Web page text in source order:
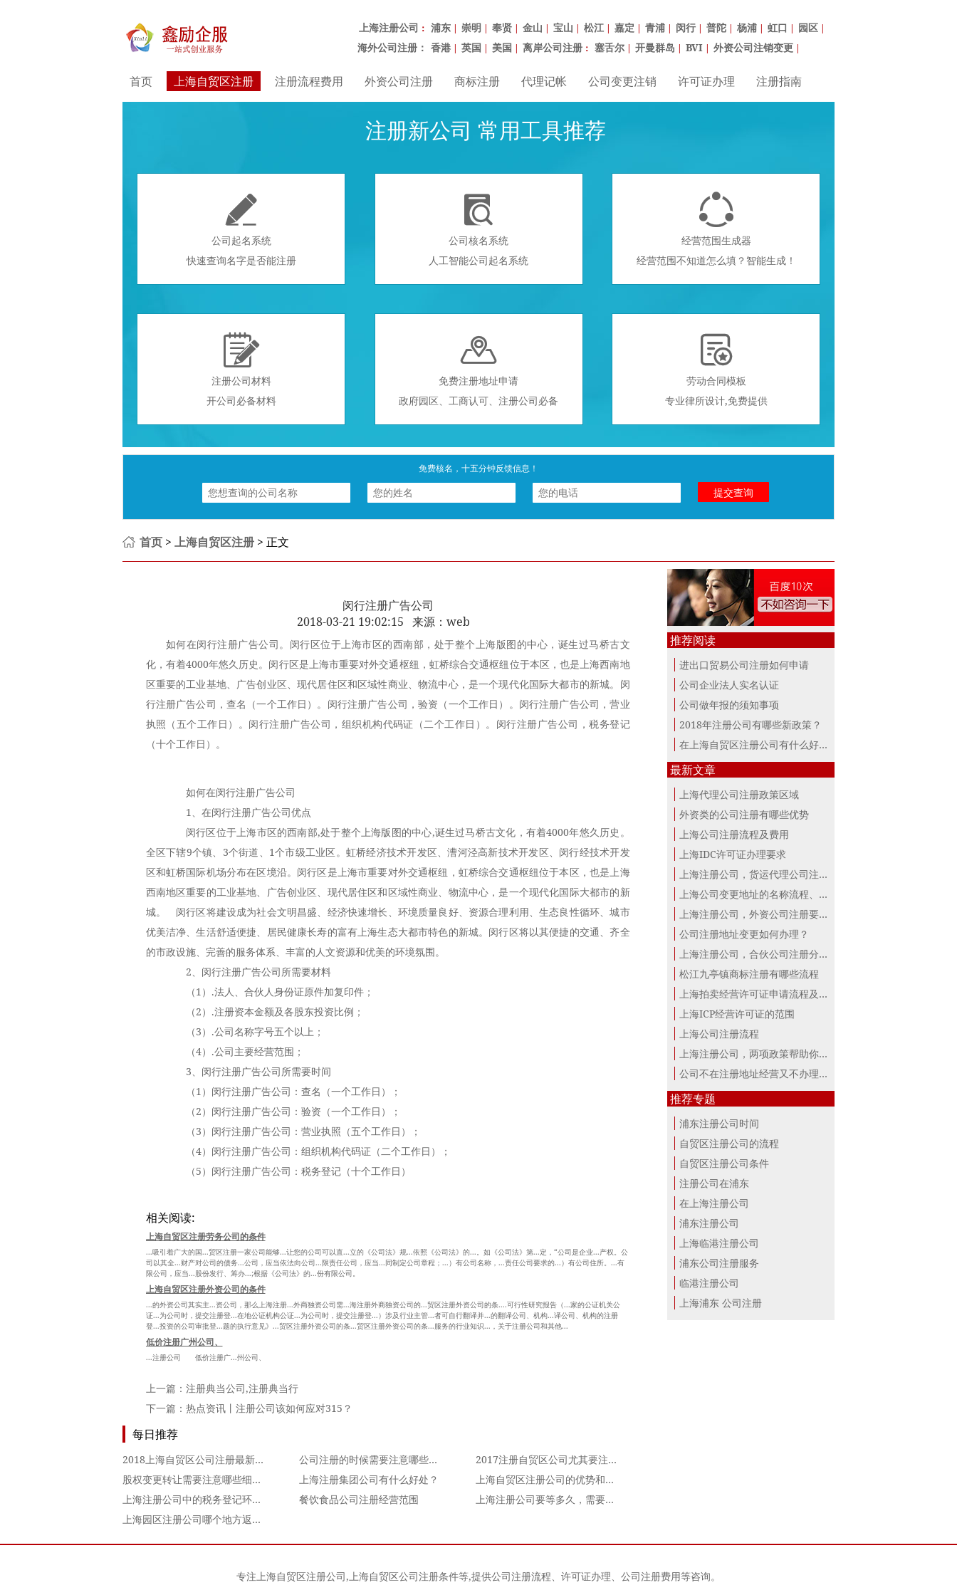
上海注册公司 ： 浦东 | 崇明 | 奉贤 | 金山 | 宝山 | 松江 | 嘉定 | 青浦 | 闵行 | 普陀 | 杨浦 | 虹口 | 园区 |
海外公司注册： 香港 | 英国 | 美国 | 离岸公司注册 ： 塞舌尔 | 开曼群岛 | BVI | 外资公司注销变更 |
首页 上海自贸区注册 注册流程费用 外资公司注册 商标注册 代理记帐 公司变更注销 许可证办理 注册指南
注册新公司 常用工具推荐

公司起名系统
快速查询名字是否能注册

公司核名系统
人工智能公司起名系统

经营范围生成器
经营范围不知道怎么填？智能生成！

注册公司材料
开公司必备材料

免费注册地址申请
政府园区、工商认可、注册公司必备

劳动合同模板
专业律所设计,免费提供
免费核名，十五分钟反馈信息！
首页 > 上海自贸区注册 > 正文
闵行注册广告公司
2018-03-21 19:02:15 来源：web
如何在闵行注册广告公司。闵行区位于上海市区的西南部，处于整个上海版图的中心，诞生过马桥古文
化，有着4000年悠久历史。闵行区是上海市重要对外交通枢纽，虹桥综合交通枢纽位于本区，也是上海西南地
区重要的工业基地、广告创业区、现代居住区和区域性商业、物流中心，是一个现代化国际大都市的新城。闵
行注册广告公司，查名（一个工作日）。闵行注册广告公司，验资（一个工作日）。闵行注册广告公司，营业
执照（五个工作日）。闵行注册广告公司，组织机构代码证（二个工作日）。闵行注册广告公司，税务登记
（十个工作日）。
如何在闵行注册广告公司
1、在闵行注册广告公司优点
闵行区位于上海市区的西南部,处于整个上海版图的中心,诞生过马桥古文化，有着4000年悠久历史。
全区下辖9个镇、3个街道、1个市级工业区。虹桥经济技术开发区、漕河泾高新技术开发区、闵行经技术开发
区和虹桥国际机场分布在区境沿。闵行区是上海市重要对外交通枢纽，虹桥综合交通枢纽位于本区，也是上海
西南地区重要的工业基地、广告创业区、现代居住区和区域性商业、物流中心，是一个现代化国际大都市的新
城。 闵行区将建设成为社会文明昌盛、经济快速增长、环境质量良好、资源合理利用、生态良性循环、城市
优美洁净、生活舒适便捷、居民健康长寿的富有上海生态大都市特色的新城。闵行区将以其便捷的交通、齐全
的市政设施、完善的服务体系、丰富的人文资源和优美的环境氛围。
2、闵行注册广告公司所需要材料
（1）.法人、合伙人身份证原件加复印件；
（2）.注册资本金额及各股东投资比例；
（3）.公司名称字号五个以上；
（4）.公司主要经营范围；
3、闵行注册广告公司所需要时间
（1）闵行注册广告公司：查名（一个工作日）；
（2）闵行注册广告公司：验资（一个工作日）；
（3）闵行注册广告公司：营业执照（五个工作日）；
（4）闵行注册广告公司：组织机构代码证（二个工作日）；
（5）闵行注册广告公司：税务登记（十个工作日）
相关阅读:
上海自贸区注册劳务公司的条件
...吸引着广大的国...贸区注册一家公司能够...让您的公司可以直...立的《公司法》规...依照《公司法》的...。如《公司法》第...定，“公司是企业...产权。公
司以其全...财产对公司的债务...公司，应当依法向公司...限责任公司，应当...同制定公司章程；...）有公司名称，...责任公司要求的...）有公司住所。...有
限公司，应当...股份发行、筹办...;根据《公司法》的...份有限公司。
上海自贸区注册外资公司的条件
...的外资公司其实主...资公司，那么上海注册...外商独资公司需...海注册外商独资公司的...贸区注册外资公司的条....可行性研究报告（...家的公证机关公
证...为公司时，提交注册登...在地公证机构公证...为公司时，提交注册登...）涉及行业主管...者可自行翻译并...的翻译公司、机构...译公司、机构的注册
登...投资的公司审批登...题的执行意见》...贸区注册外资公司的条...贸区注册外资公司的条...服务的行业知识...，关于注册公司和其他...
低价注册广州公司、
...注册公司 低价注册广...州公司、
上一篇： 注册典当公司,注册典当行
下一篇： 热点资讯丨注册公司该如何应对315？
每日推荐
2018上海自贸区公司注册最新优惠政策 公司注册的时候需要注意哪些问题
2017注册自贸区公司尤其要注意哪些问题？
股权变更转让需要注意哪些细节问题？
上海注册集团公司有什么好处？
上海自贸区注册公司的优势和好处
上海注册公司中的税务登记环境最需要注意
餐饮食品公司注册经营范围
上海注册公司要等多久，需要多长时间，什么流程？
上海园区注册公司哪个地方返税最多？
推荐阅读
进出口贸易公司注册如何申请
公司企业法人实名认证
公司做年报的须知事项
2018年注册公司有哪些新政策？
在上海自贸区注册公司有什么好处？
最新文章
上海代理公司注册政策区域
外资类的公司注册有哪些优势
上海公司注册流程及费用
上海IDC许可证办理要求
上海注册公司，货运代理公司注册条件！
上海公司变更地址的名称流程、材料、...
上海注册公司，外资公司注册要点！
公司注册地址变更如何办理？
上海注册公司，合伙公司注册分析！
松江九亭镇商标注册有哪些流程
上海拍卖经营许可证申请流程及材料
上海ICP经营许可证的范围
上海公司注册流程
上海注册公司，两项政策帮助你最大。
公司不在注册地址经营又不办理变更，...
推荐专题
浦东注册公司时间
自贸区注册公司的流程
自贸区注册公司条件
注册公司在浦东
在上海注册公司
浦东注册公司
上海临港注册公司
浦东公司注册服务
临港注册公司
上海浦东 公司注册
专注上海自贸区注册公司,上海自贸区公司注册条件等,提供公司注册流程、许可证办理、公司注册费用等咨询。